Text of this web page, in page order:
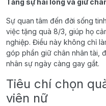
Sự quan tâm đến đời sống
việc tặng quà 8/3, giúp họ
nghiệp. Điều này không chỉ
góp phần giữ chân nhân tài,
nhân sự ngày càng gay gắt.
Tiêu chí chọn
viên nữ